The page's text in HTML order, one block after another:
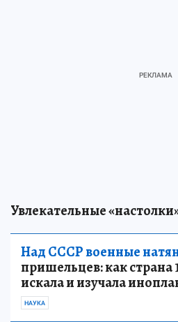
Увлекательные
Над СССР военные
пришельцев: как страна
искала и изучала
НАУКА